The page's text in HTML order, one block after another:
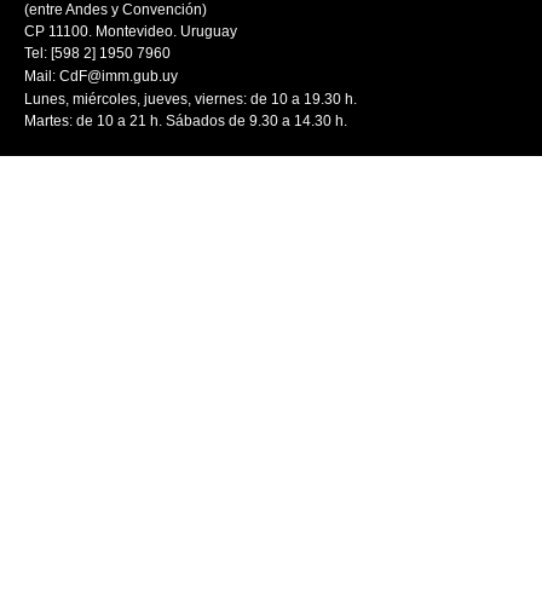
(entre Andes y Convención)
CP 11100. Montevideo. Uruguay
Tel: [598 2] 1950 7960
Mail: CdF@imm.gub.uy
Lunes, miércoles, jueves, viernes: de 10 a 19.30 h.
Martes: de 10 a 21 h. Sábados de 9.30 a 14.30 h.